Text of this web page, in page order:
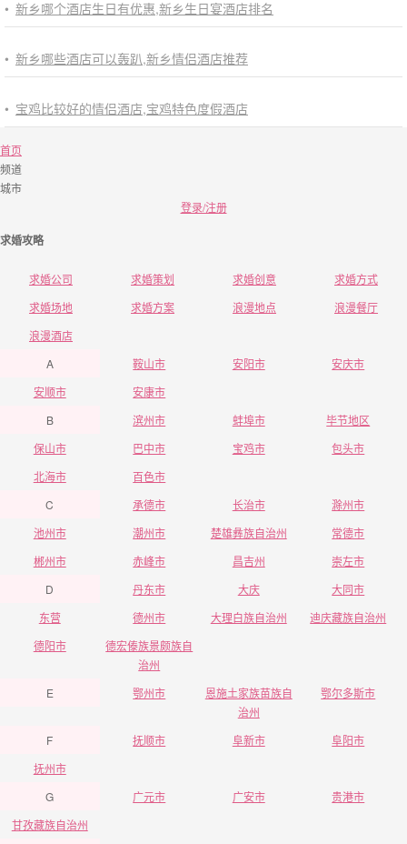
• 新乡哪个酒店生日有优惠,新乡生日宴酒店排名
• 新乡哪些酒店可以轰趴,新乡情侣酒店推荐
• 宝鸡比较好的情侣酒店,宝鸡特色度假酒店
首页
频道
城市
登录/注册
求婚攻略
求婚公司 求婚策划 求婚创意
求婚方式
求婚场地
求婚方案 浪漫地点
浪漫餐厅
浪漫酒店
A
鞍山市 安阳市
安庆市
安顺市
安康市
B
滨州市 蚌埠市
毕节地区
保山市
巴中市 宝鸡市
包头市
北海市
百色市
C
承德市 长治市
滁州市
池州市
潮州市 楚雄彝族自治州
常德市
郴州市
赤峰市 昌吉州
崇左市
D
丹东市 大庆
大同市
东营
德州市 大理白族自治州
迪庆藏族自治州
德阳市
德宏傣族景颇族自
治州
E
鄂州市
恩施土家族苗族自
治州
鄂尔多斯市
F 抚顺市 阜新市
阜阳市
抚州市
G
广元市 广安市
贵港市
甘孜藏族自治州